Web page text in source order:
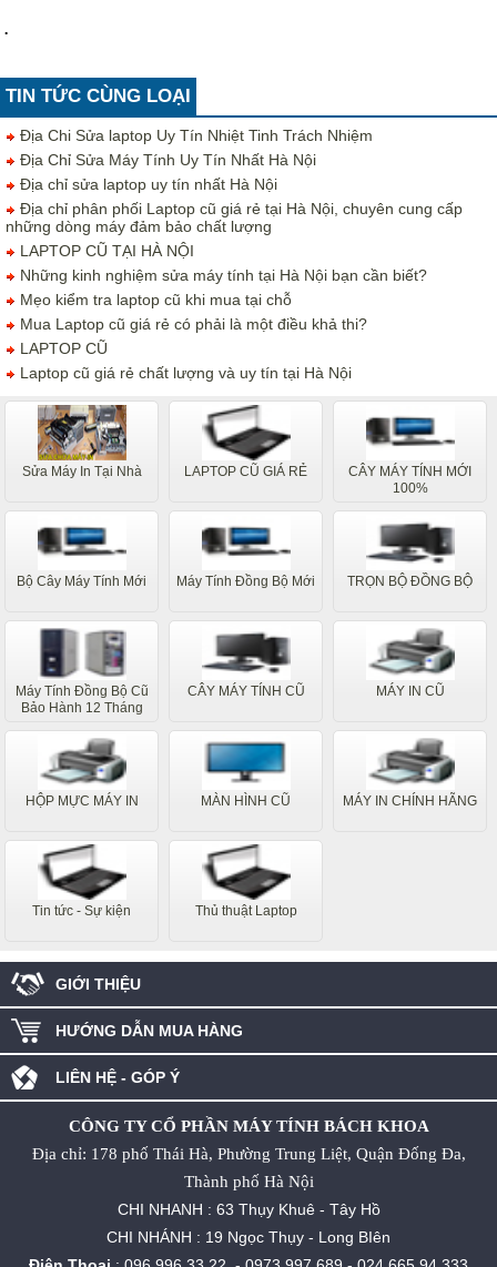
.
TIN TỨC CÙNG LOẠI
Địa Chi Sửa laptop Uy Tín Nhiệt Tinh Trách Nhiệm
Địa Chỉ Sửa Máy Tính Uy Tín Nhất Hà Nội
Địa chỉ sửa laptop uy tín nhất Hà Nội
Địa chỉ phân phối Laptop cũ giá rẻ tại Hà Nội, chuyên cung cấp
những dòng máy đảm bảo chất lượng
LAPTOP CŨ TẠI HÀ NỘI
Những kinh nghiệm sửa máy tính tại Hà Nội bạn cần biết?
Mẹo kiểm tra laptop cũ khi mua tại chỗ
Mua Laptop cũ giá rẻ có phải là một điều khả thi?
LAPTOP CŨ
Laptop cũ giá rẻ chất lượng và uy tín tại Hà Nội
Sửa Máy In Tại Nhà LAPTOP CŨ GIÁ RẺ
CÂY MÁY TÍNH MỚI
100%
Bộ Cây Máy Tính Mới Máy Tính Đồng Bộ Mới TRỌN BỘ ĐỒNG BỘ
Máy Tính Đồng Bộ Cũ
Bảo Hành 12 Tháng
CÂY MÁY TÍNH CŨ MÁY IN CŨ
HỘP MỰC MÁY IN MÀN HÌNH CŨ MÁY IN CHÍNH HÃNG
Tin tức - Sự kiện Thủ thuật Laptop
GIỚI THIỆU
HƯỚNG DẪN MUA HÀNG
LIÊN HỆ - GÓP Ý
CÔNG TY CỔ PHẦN MÁY TÍNH BÁCH KHOA
Địa chỉ: 178 phố Thái Hà, Phường Trung Liệt, Quận Đống Đa,
Thành phố Hà Nội
CHI NHANH : 63 Thụy Khuê - Tây Hồ
CHI NHÁNH : 19 Ngọc Thụy - Long BIên